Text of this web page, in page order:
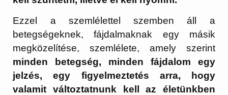
Ezzel a szemlélettel szemben áll a
betegségeknek, fájdalmaknak egy másik
megközelítése, szemlélete, amely szerint
minden betegség, minden fájdalom egy
jelzés, egy figyelmeztetés arra, hogy
valamit változtatnunk kell az életünkben